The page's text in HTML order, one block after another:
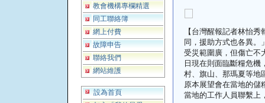
教會機構專欄精選
同工聯絡簿
網上付費
故障申告
聯絡我們
網站維護
設為首頁
【台灣醒報記者林怡
同，援助方式也各異。
受災範圍廣，但傷亡不
日現在則面臨斷糧危機
村、旗山、那瑪夏等地
原本展望會在當地的儲
當地的工作人員聯繫上